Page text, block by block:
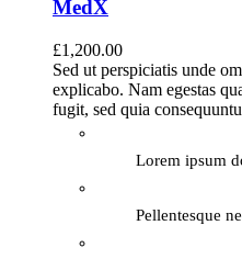
MedX
£1,200.00
Sed ut perspiciatis unde
explicabo. Nam egestas
fugit, sed quia
Lorem ipsum
Pellentesque